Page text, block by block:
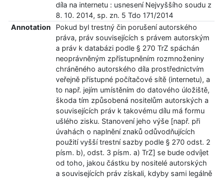
díla na internetu : usnesení Nejvyššího soudu z
8. 10. 2014, sp. zn. 5 Tdo 171/2014
Annotation
Pokud byl trestný čin porušení autorského
práva, práv souvisejících s právem autorským
a práv k databázi podle § 270 TrZ spáchán
neoprávněným zpřístupněním rozmnoženiny
chráněného autorského díla prostřednictvím
veřejně přístupné počítačové sítě (internetu), a
to např. jejím umístěním do datového úložiště,
škoda tím způsobená nositelům autorských a
souvisejících práv k takovému dílu má formu
ušlého zisku. Stanovení jeho výše [např. při
úvahách o naplnění znaků odůvodňujících
použití vyšší trestní sazby podle § 270 odst. 2
písm. b), odst. 3 písm. a) TrZ] se bude odvíjet
od toho, jakou částku by nositelé autorských
a souvisejících práv získali, kdyby sami legálně